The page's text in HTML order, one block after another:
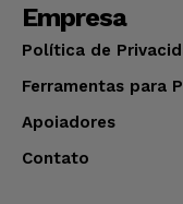
Empresa
Política de
Ferramentas para
Apoiadores
Contato